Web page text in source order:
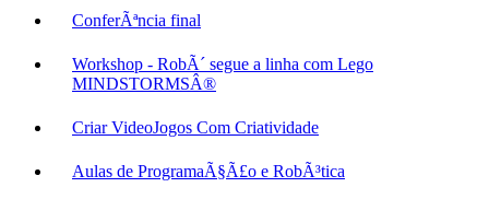
ConferÃªncia final
Workshop - RobÃ´ segue a linha com Lego
MINDSTORMSÂ®
Criar VideoJogos Com Criatividade
Aulas de ProgramaÃ§Ã£o e RobÃ³tica